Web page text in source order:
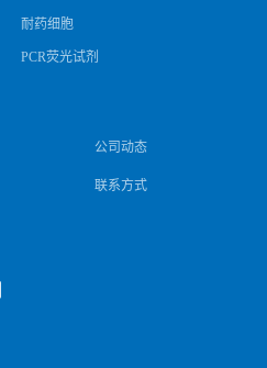
耐药细胞
PCR荧光试剂
公司动态
联系方式